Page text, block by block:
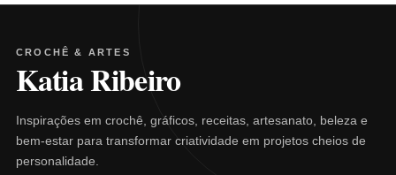
CROCHÊ & ARTES
Katia Ribeiro
Inspirações em crochê, gráficos, receitas, artesanato, beleza e
bem-estar para transformar criatividade em projetos cheios de
personalidade.